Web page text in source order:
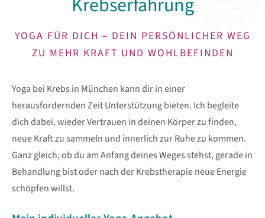
YOGA FÜR DICH – DEIN PERSÖNLICHER WEG
ZU MEHR KRAFT UND WOHLBEFINDEN
Yoga bei Krebs in München kann dir in einer
herausfordernden Zeit Unterstützung bieten. Ich begleite
dich dabei, wieder Vertrauen in deinen Körper zu finden,
neue Kraft zu sammeln und innerlich zur Ruhe zu kommen.
Ganz gleich, ob du am Anfang deines Weges stehst, gerade in
Behandlung bist oder nach der Krebstherapie neue Energie
schöpfen willst.